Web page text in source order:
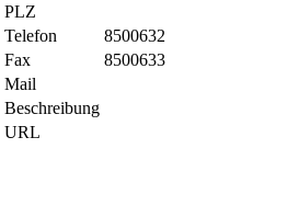
PLZ
Telefon
8500632
Fax
8500633
Mail
Beschreibung
URL